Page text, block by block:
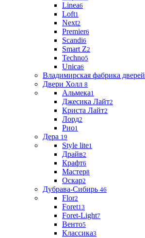
Linea6
Loft1
Next2
Premier6
Scandi6
Smart Z2
Techno5
Unica6
Владимирская фабрика дверей
Двери Холл 8
Альмека1
Джесика Лайт2
Криста Лайт2
Лорд2
Рио1
Дера 19
Style lite1
Драйв2
Крафт6
Мастер8
Оскар2
Дубрава-Сибирь 46
Flor2
Foret13
Foret-Light7
Венто5
Классика3